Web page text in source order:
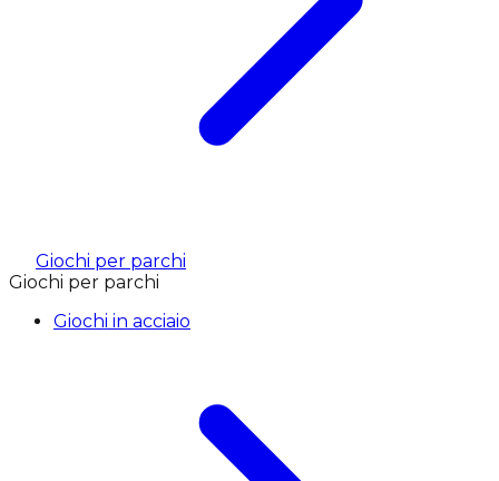
Giochi per parchi
Giochi per parchi
Giochi in acciaio